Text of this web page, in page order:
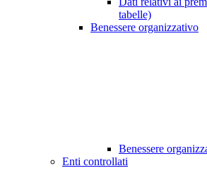
tabelle)
Benessere organizzativo
Benessere
Enti controllati